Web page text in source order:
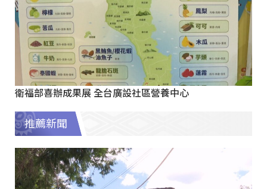
衛福部喜辦成果展 全台廣設社區營養中心
推薦新聞